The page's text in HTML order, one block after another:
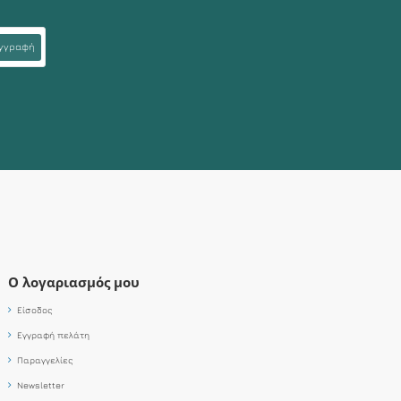
Ο λογαριασμός μου
Είσοδος
Εγγραφή πελάτη
Παραγγελίες
Newsletter